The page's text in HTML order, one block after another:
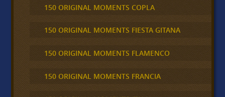
150 ORIGINAL MOMENTS COPLA
150 ORIGINAL MOMENTS FIESTA GITANA
150 ORIGINAL MOMENTS FLAMENCO
150 ORIGINAL MOMENTS FRANCIA